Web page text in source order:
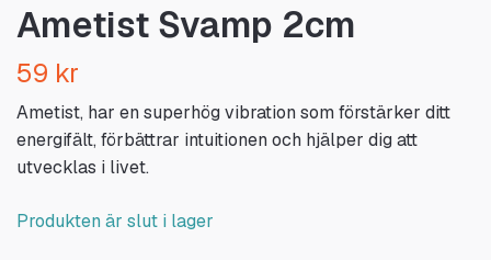
Ametist Svamp 2cm
59 kr
Ametist, har en superhög vibration som förstärker ditt
energifält, förbättrar intuitionen och hjälper dig att
utvecklas i livet.
Produkten är slut i lager